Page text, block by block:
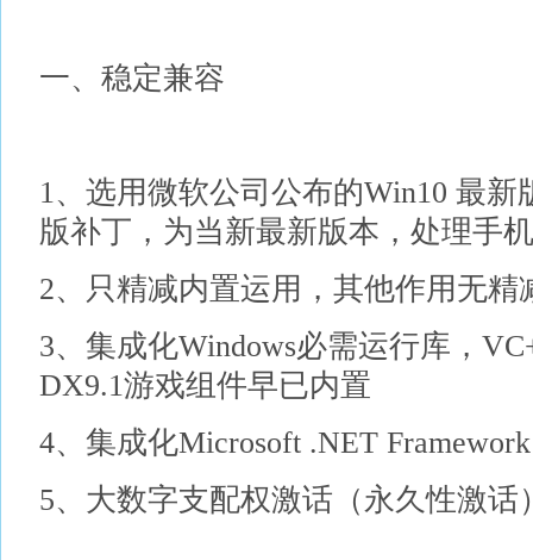
一、稳定兼容
1、选用微软公司公布的Win10 最
版补丁，为当新最新版本，处理手
2、只精减内置运用，其他作用无精
3、集成化Windows必需运行库，
DX9.1游戏组件早已内置
4、集成化Microsoft .NET
5、大数字支配权激话（永久性激话